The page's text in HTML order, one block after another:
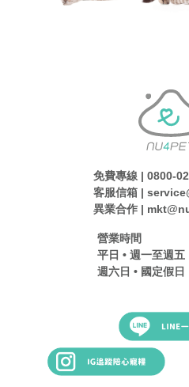
免費專線 | 0800-
客服信箱 |
異業合作 |
營業時間
平日 • 週一至週
週六日 • 國定假日